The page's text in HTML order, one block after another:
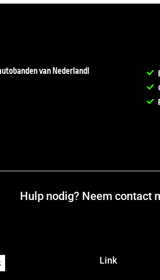
van Nederland!
Hulp nodig? Neem contact
Link